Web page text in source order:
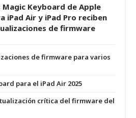
Magic Keyboard de Apple
iPad Air y iPad Pro reciben
de firmware
de firmware para varios
para el iPad Air 2025
crítica del firmware del